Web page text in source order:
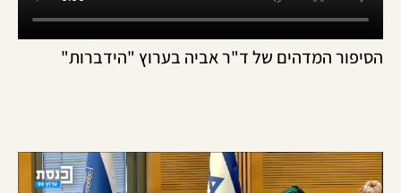
המדהים של ד"ר אביה בערוץ "הידברות"